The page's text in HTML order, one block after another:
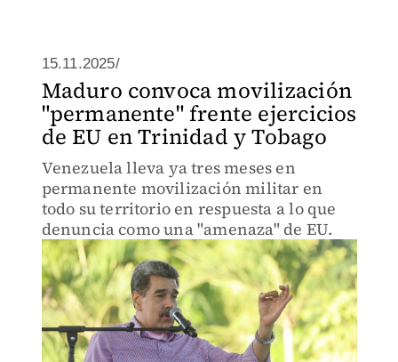
15.11.2025/
Maduro convoca movilización
"permanente" frente ejercicios
de EU en Trinidad y Tobago
Venezuela lleva ya tres meses en
permanente movilización militar en
todo su territorio en respuesta a lo que
denuncia como una "amenaza" de EU.